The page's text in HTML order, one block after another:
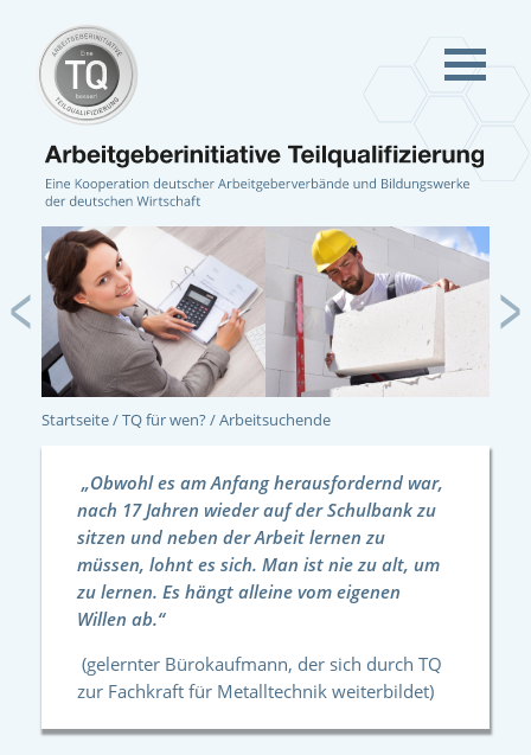
Previous
Startseite TQ für wen? Arbeitsuchende
„Obwohl es am Anfang herausfordernd war,
nach 17 Jahren wieder auf der Schulbank zu
sitzen und neben der Arbeit lernen zu
müssen, lohnt es sich. Man ist nie zu alt, um
zu lernen. Es hängt alleine vom eigenen
Willen ab.“
(gelernter Bürokaufmann, der sich durch TQ
zur Fachkraft für Metalltechnik weiterbildet)